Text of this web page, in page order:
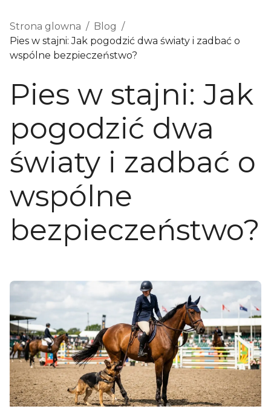
Strona glowna / Blog /
Pies w stajni: Jak pogodzić dwa światy i zadbać o
wspólne bezpieczeństwo?
Pies w stajni: Jak
pogodzić dwa
światy i zadbać o
wspólne
bezpieczeństwo?